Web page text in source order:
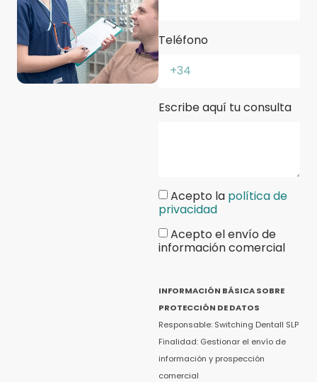
Teléfono
Escribe aquí tu consulta
Acepto la política de
privacidad
Acepto el envío de
información comercial
INFORMACIÓN BÁSICA SOBRE
PROTECCIÓN DE DATOS
Responsable: Switching Dentall SLP
Finalidad: Gestionar el envío de
información y prospección
comercial